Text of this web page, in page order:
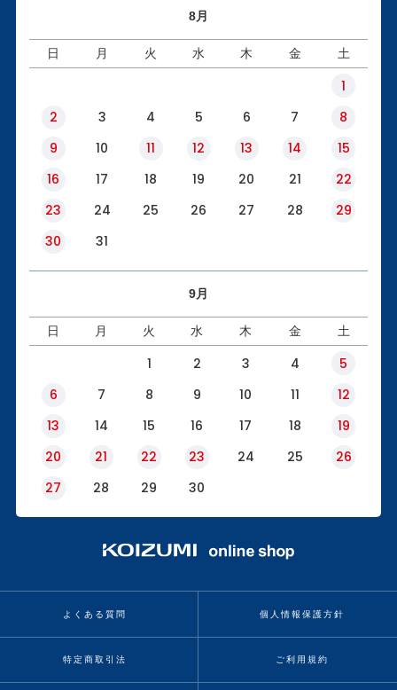
8月
日 月 火 水 木 金 土
1
2
3 4 5 6 7
8
9
10 11 12 13 14
15
16
17 18 19 20 21
22
23
24 25 26 27 28
29
30
31
9月
日 月 火 水 木 金 土
1 2 3 4
5
6
7 8 9 10 11
12
13
14 15 16 17 18
19
20
21 22 23 24 25
26
27
28 29 30
よくある質問 個人情報保護方針
特定商取引法 ご利用規約